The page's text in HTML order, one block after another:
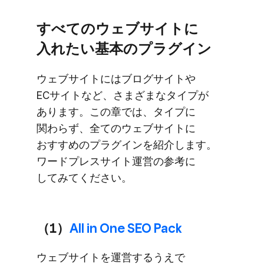
すべての​ウェブサイトに​
入れたい​基本の​プラグイン
ウェブサイトには​ブログサイトや​
ECサイトなど、​さまざまな​タイプが​
あります。​この​章では、​タイプに​
関わらず、​全ての​ウェブサイトに​
おすすめの​プラグインを​紹介します。​
ワードプレスサイト運営の​参考に​
してみてください。
（1） ​All in One SEO Pack
ウェブサイトを​運営するうえで